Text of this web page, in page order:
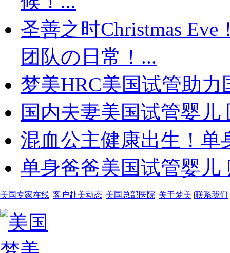
圣善之时Christmas
团队の日常！...
梦美HRC美国试管助
国内夫妻美国试管婴
混血公主健康出生！单
单身爸爸美国试管婴儿
美国专家在线 |客户赴美动态 |美国总部医院 |关于梦美 |联系我们